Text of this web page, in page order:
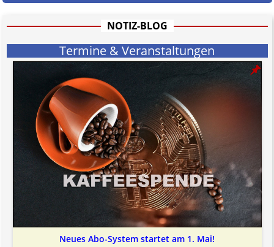
NOTIZ-BLOG
Termine & Veranstaltungen
Neues Abo-System startet am 1. Mai!